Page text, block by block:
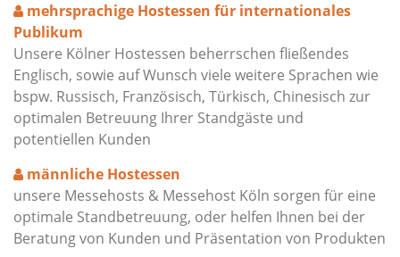
mehrsprachige Hostessen für internationales
Publikum
Unsere Kölner Hostessen beherrschen fließendes
Englisch, sowie auf Wunsch viele weitere Sprachen wie
bspw. Russisch, Französisch, Türkisch, Chinesisch zur
optimalen Betreuung Ihrer Standgäste und
potentiellen Kunden
männliche Hostessen
unsere Messehosts & Messehost Köln sorgen für eine
optimale Standbetreuung, oder helfen Ihnen bei der
Beratung von Kunden und Präsentation von Produkten